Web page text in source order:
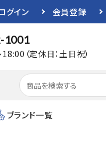
グイン 会員登録
1001
（定休日：土日祝）
ブランド一覧